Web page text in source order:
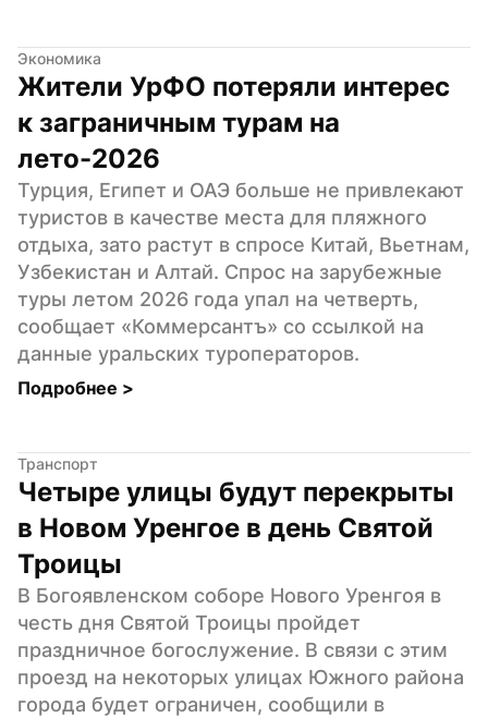
Экономика
Жители УрФО потеряли интерес
к заграничным турам на
лето-2026
Турция, Египет и ОАЭ больше не привлекают
туристов в качестве места для пляжного
отдыха, зато растут в спросе Китай, Вьетнам,
Узбекистан и Алтай. Спрос на зарубежные
туры летом 2026 года упал на четверть,
сообщает «Коммерсантъ» со ссылкой на
данные уральских туроператоров.
Подробнее >
Транспорт
Четыре улицы будут перекрыты
в Новом Уренгое в день Святой
Троицы
В Богоявленском соборе Нового Уренгоя в
честь дня Святой Троицы пройдет
праздничное богослужение. В связи с этим
проезд на некоторых улицах Южного района
города будет ограничен, сообщили в